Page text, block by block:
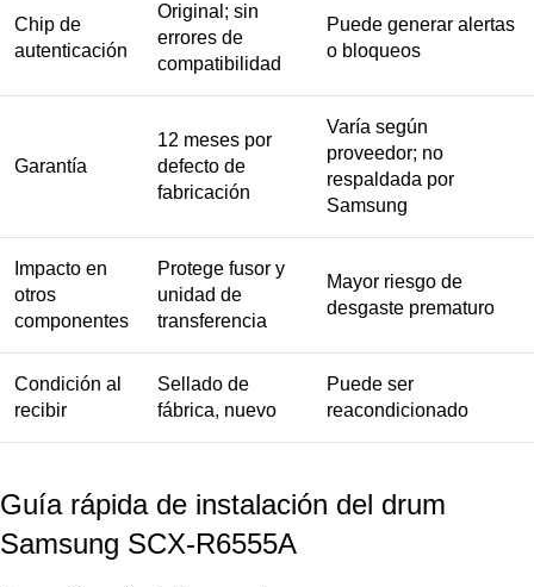
Chip de
autenticación
Original; sin
errores de
compatibilidad
Puede generar alertas
o bloqueos
Garantía
12 meses por
defecto de
fabricación
Varía según
proveedor; no
respaldada por
Samsung
Impacto en
otros
componentes
Protege fusor y
unidad de
transferencia
Mayor riesgo de
desgaste prematuro
Condición al
recibir
Sellado de
fábrica, nuevo
Puede ser
reacondicionado
Guía rápida de instalación del drum
Samsung SCX-R6555A